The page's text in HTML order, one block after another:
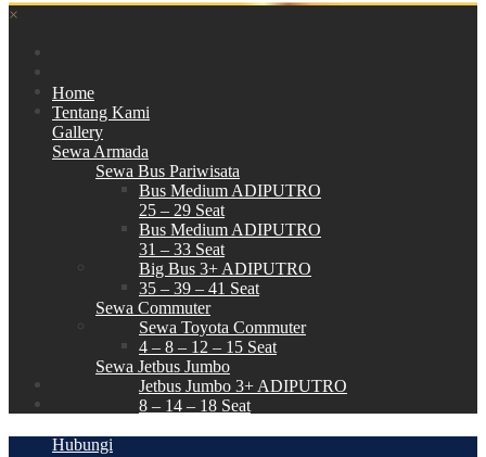
×
Home
Tentang Kami
Gallery
Sewa Armada
Sewa Bus Pariwisata
Bus Medium ADIPUTRO
25 – 29 Seat
Bus Medium ADIPUTRO
31 – 33 Seat
Big Bus 3+ ADIPUTRO
35 – 39 – 41 Seat
Sewa Commuter
Sewa Toyota Commuter
4 – 8 – 12 – 15 Seat
Sewa Jetbus Jumbo
Jetbus Jumbo 3+ ADIPUTRO
8 – 14 – 18 Seat
Hubungi